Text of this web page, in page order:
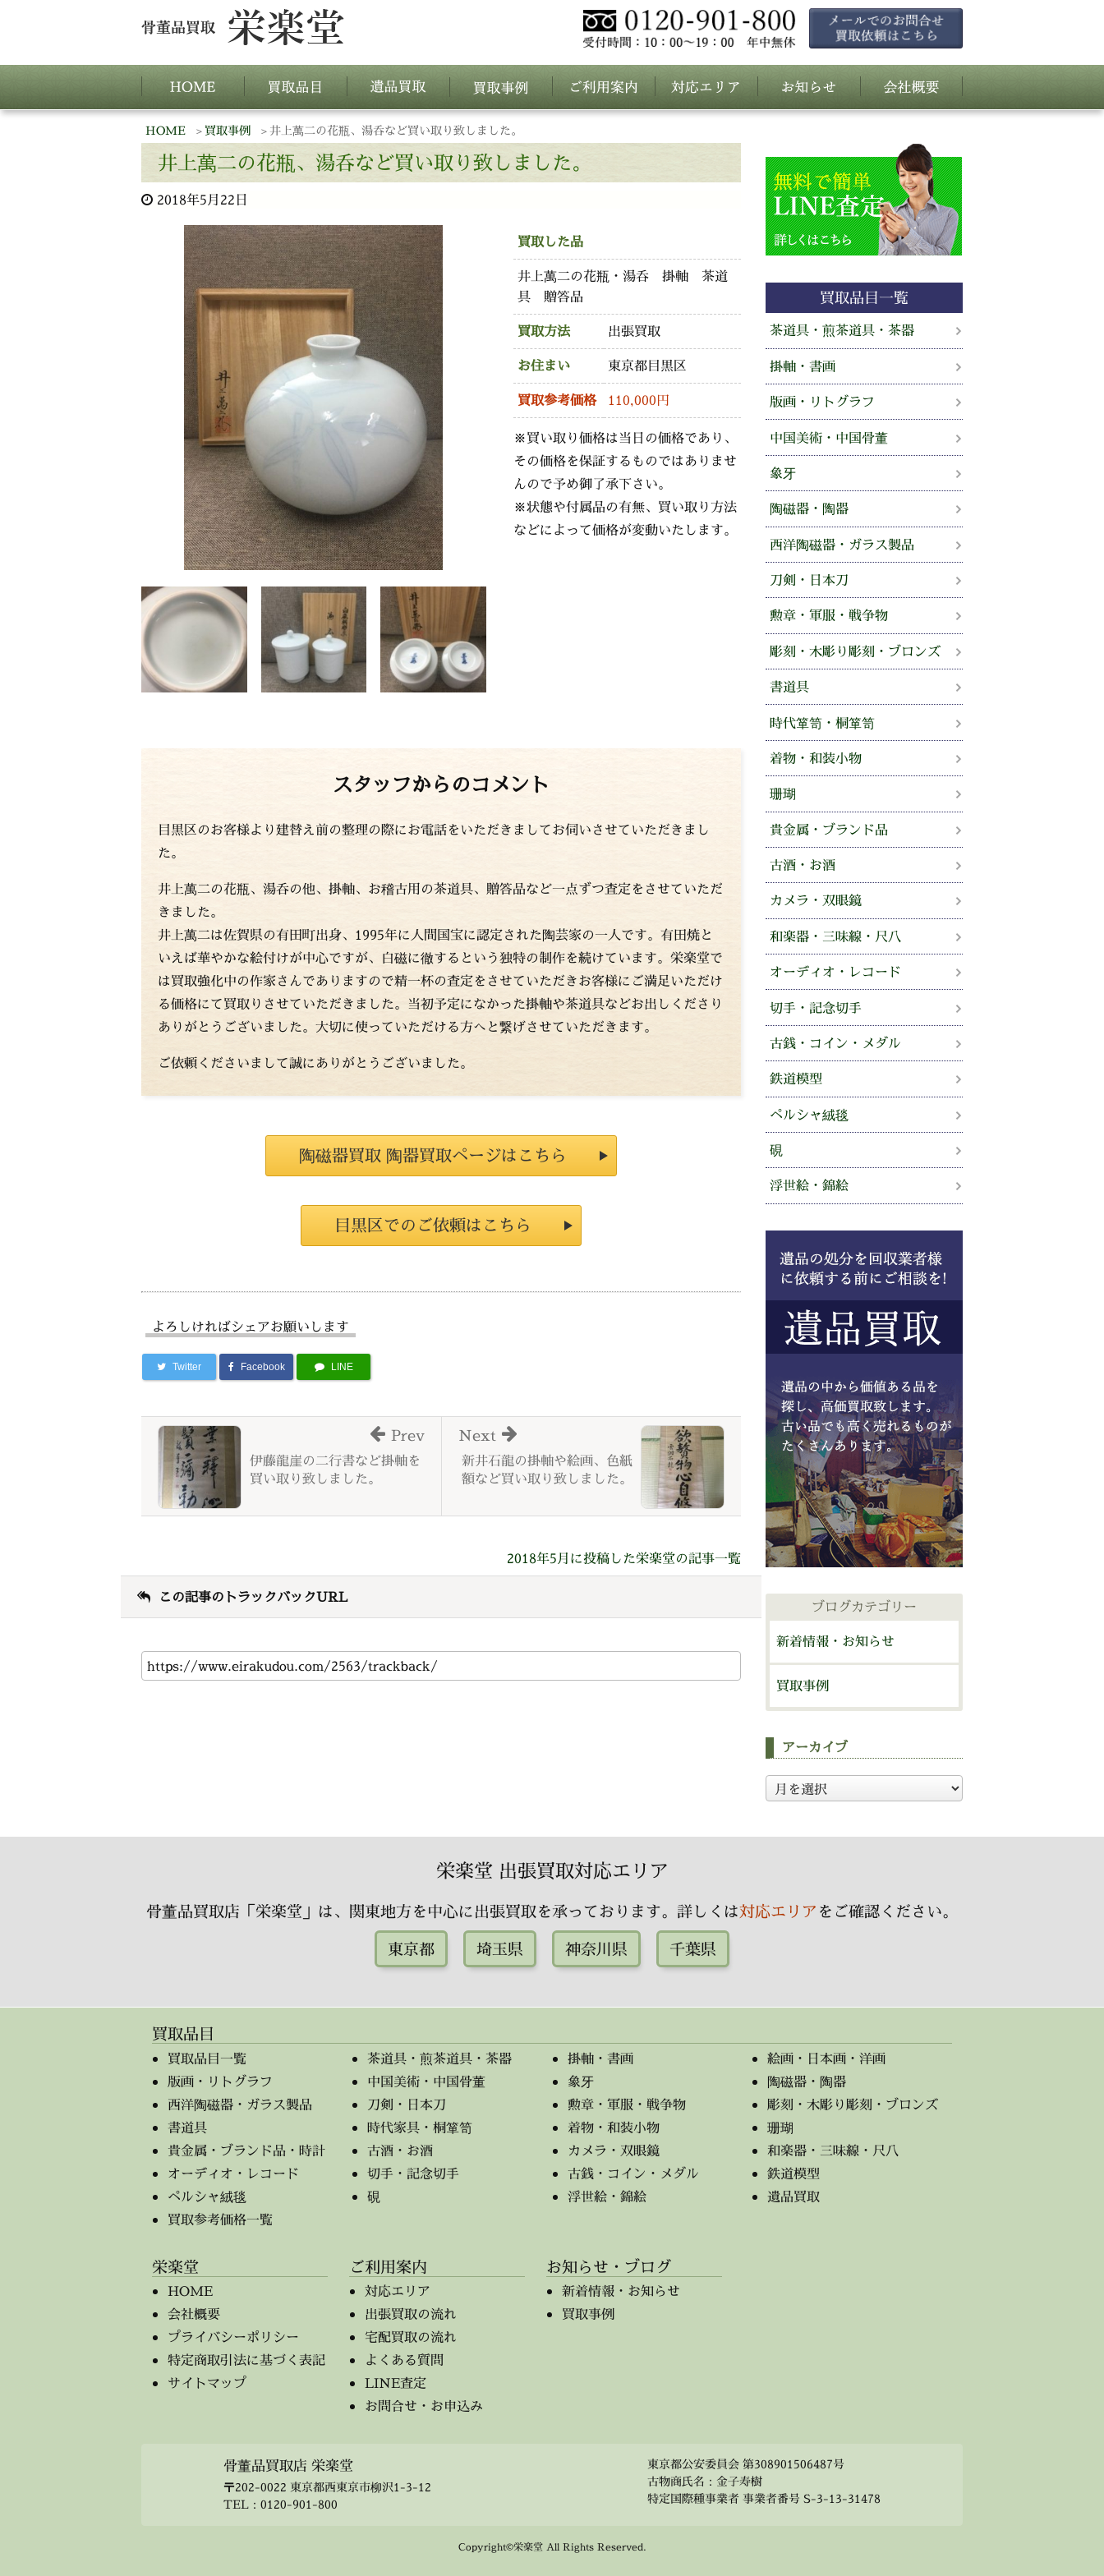
HOME 買取事例 井上萬二の花瓶、湯呑など買い取り致しました。
井上萬二の花瓶、湯呑など買い取り致しました。
2018年5月22日
買取した品
井上萬二の花瓶・湯呑 掛軸 茶道
具 贈答品
買取方法
出張買取
お住まい
東京都目黒区
買取参考価格
110,000円
※買い取り価格は当日の価格であり、
その価格を保証するものではありませ
んので予め御了承下さい。
※状態や付属品の有無、買い取り方法
などによって価格が変動いたします。
スタッフからのコメント
目黒区のお客様より建替え前の整理の際にお電話をいただきましてお伺いさせていただきまし
た。
井上萬二の花瓶、湯呑の他、掛軸、お稽古用の茶道具、贈答品など一点ずつ査定をさせていただ
きました。
井上萬二は佐賀県の有田町出身、1995年に人間国宝に認定された陶芸家の一人です。有田焼と
いえば華やかな絵付けが中心ですが、白磁に徹するという独特の制作を続けています。栄楽堂で
は買取強化中の作家さんでありますので精一杯の査定をさせていただきお客様にご満足いただけ
る価格にて買取りさせていただきました。当初予定になかった掛軸や茶道具などお出しくださり
ありがとうございました。大切に使っていただける方へと繋げさせていただきます。
ご依頼くださいまして誠にありがとうございました。
陶磁器買取 陶器買取ページはこちら
目黒区でのご依頼はこちら
よろしければシェアお願いします
Twitter Facebook LINE
新井石龍の掛軸や絵画、色紙
額など買い取り致しました。
Next
伊藤龍崖の二行書など掛軸を
買い取り致しました。
Prev
2018年5月に投稿した栄楽堂の記事一覧
この記事のトラックバックURL
買取品目一覧
茶道具・煎茶道具・茶器
掛軸・書画
版画・リトグラフ
中国美術・中国骨董
象牙
陶磁器・陶器
西洋陶磁器・ガラス製品
刀剣・日本刀
勲章・軍服・戦争物
彫刻・木彫り彫刻・ブロンズ
書道具
時代箪笥・桐箪笥
着物・和装小物
珊瑚
貴金属・ブランド品
古酒・お酒
カメラ・双眼鏡
和楽器・三味線・尺八
オーディオ・レコード
切手・記念切手
古銭・コイン・メダル
鉄道模型
ペルシャ絨毯
硯
浮世絵・錦絵
ブログカテゴリー
新着情報・お知らせ
買取事例
アーカイブ
ア
ー
イ
栄楽堂 出張買取対応エリア
骨董品買取店「栄楽堂」は、関東地方を中心に出張買取を承っております。詳しくは対応エリアをご確認ください。
東京都
埼玉県 神奈川県 千葉県
買取品目
買取品目一覧 茶道具・煎茶道具・茶器 掛軸・書画
絵画・日本画・洋画
版画・リトグラフ
中国美術・中国骨董 象牙
陶磁器・陶器
西洋陶磁器・ガラス製品
刀剣・日本刀 勲章・軍服・戦争物
彫刻・木彫り彫刻・ブロンズ
書道具
時代家具・桐箪笥 着物・和装小物
珊瑚
貴金属・ブランド品・時計
古酒・お酒 カメラ・双眼鏡
和楽器・三味線・尺八
オーディオ・レコード
切手・記念切手 古銭・コイン・メダル
鉄道模型
ペルシャ絨毯
硯 浮世絵・錦絵
遺品買取
買取参考価格一覧
栄楽堂
HOME
会社概要
プライバシーポリシー
特定商取引法に基づく表記
サイトマップ
ご利用案内
対応エリア
出張買取の流れ
宅配買取の流れ
よくある質問
LINE査定
お問合せ・お申込み
お知らせ・ブログ
新着情報・お知らせ
買取事例
骨董品買取店 栄楽堂
〒202-0022 東京都西東京市柳沢1-3-12
TEL： 0120-901-800
東京都公安委員会 第308901506487号
古物商氏名：金子寿樹
特定国際種事業者 事業者番号 S-3-13-31478
Copyright©栄楽堂 All Rights Reserved.